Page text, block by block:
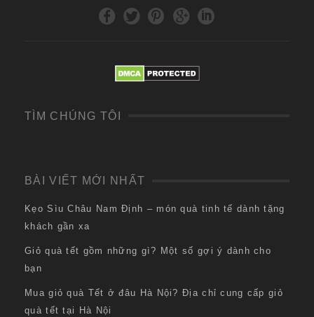
TÌM CHÚNG TÔI
BÀI VIẾT MỚI NHẤT
Kẹo Sìu Châu Nam Định – món quà tinh tế dành tặng
khách gần xa
Giỏ quà tết gồm những gì? Một số gợi ý dành cho
bạn
Mua giỏ quà Tết ở đâu Hà Nội? Địa chỉ cung cấp giỏ
quà tết tại Hà Nội